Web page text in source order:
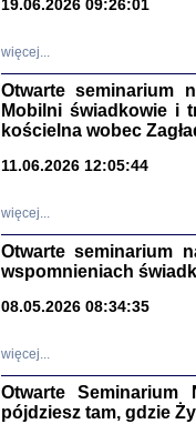
19.06.2026 09:26:01
więcej...
Otwarte seminarium
Mobilni świadkowie i
kościelna wobec
11.06.2026 12:05:44
więcej...
Otwarte seminarium
wspomnieniach
08.05.2026 08:34:35
więcej...
Otwarte
pójdziesz tam, gdzie